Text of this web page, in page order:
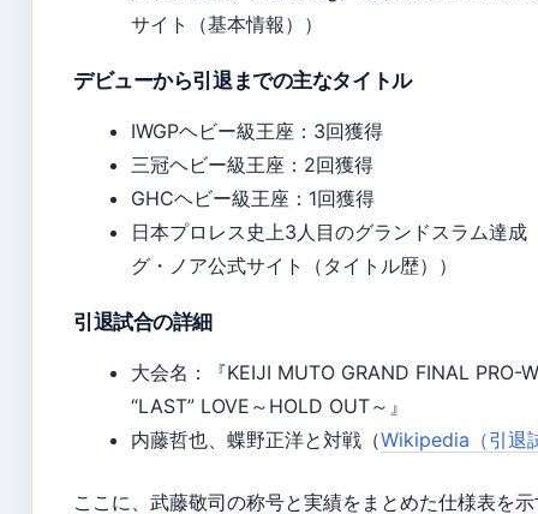
サイト（基本情報））
デビューから引退までの主なタイトル
IWGPヘビー級王座：3回獲得
三冠ヘビー級王座：2回獲得
GHCヘビー級王座：1回獲得
日本プロレス史上3人目のグランドスラム達成
グ・ノア公式サイト（タイトル歴））
引退試合の詳細
大会名：『KEIJI MUTO GRAND FINAL PRO-
“LAST” LOVE～HOLD OUT～』
内藤哲也、蝶野正洋と対戦（Wikipedia（引退
ここに、武藤敬司の称号と実績をまとめた仕様表を